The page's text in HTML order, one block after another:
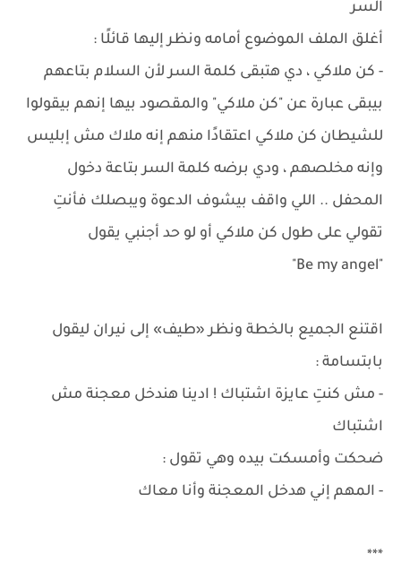
السر
أغلق الملف الموضوع أمامه ونظر إليها قائلًا :
- كن ملاكي ، دي هتبقى كلمة السر لأن السلام بتاعهم
بيبقى عبارة عن "كن ملاكي" والمقصود بيها إنهم بيقولوا
للشيطان كن ملاكي اعتقادًا منهم إنه ملاك مش إبليس
وإنه مخلصهم ، ودي برضه كلمة السر بتاعة دخول
المحفل .. اللي واقف بيشوف الدعوة ويبصلك فأنتِ
تقولي على طول كن ملاكي أو لو حد أجنبي يقول
"Be my angel"
اقتنع الجميع بالخطة ونظر «طيف» إلى نيران ليقول
بابتسامة :
- مش كنتِ عايزة اشتباك ! ادينا هندخل معجنة مش
اشتباك
ضحكت وأمسكت بيده وهي تقول :
- المهم إني هدخل المعجنة وأنا معاك
***